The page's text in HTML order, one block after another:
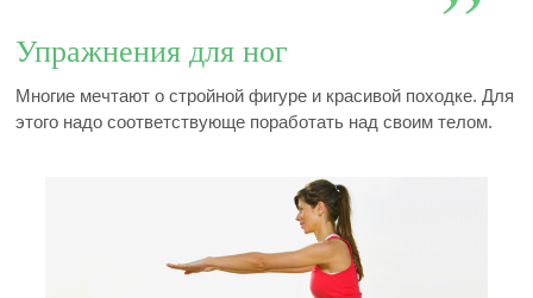
Упражнения для ног
Многие мечтают о стройной фигуре и красивой походке. Для
этого надо соответствующе поработать над своим телом.